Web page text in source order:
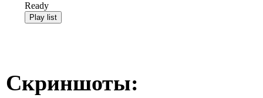
Ready
Скриншоты: